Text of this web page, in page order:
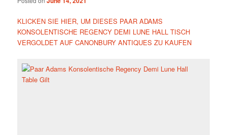
KLICKEN SIE HIER, UM DIESES PAAR ADAMS
KONSOLENTISCHE REGENCY DEMI LUNE HALL TISCH
VERGOLDET AUF CANONBURY ANTIQUES ZU KAUFEN